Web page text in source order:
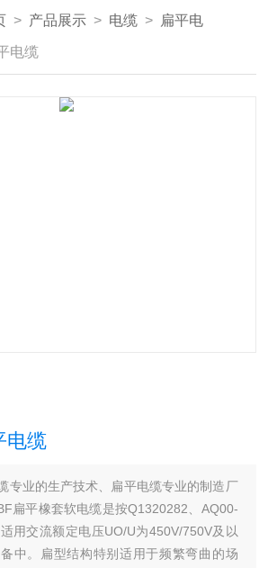
> 产品展示 > 电缆 > 扁平电
电缆
电缆
专业的生产技术、扁平电缆专业的制造厂
扁平橡套软电缆是按Q1320282、AQ00-
用交流额定电压UO/U为450V/750V及以
中。扁型结构特别适用于频繁弯曲的场